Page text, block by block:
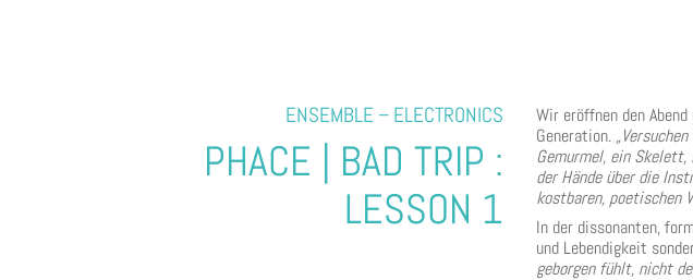
ENSEMBLE – ELECTRONICS
PHACE | BAD TRIP :
LESSON 1
Wir eröffnen den
Generation.
Gemurmel, ein
der Hände über die
kostbaren, poetischen
In der dissonanten,
und Lebendigkeit
geborgen fühlt, nicht